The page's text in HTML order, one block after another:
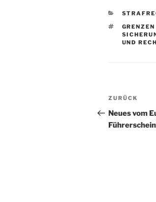
UND
Vorheriger
Beitrag
ZURÜCK
Neues vom